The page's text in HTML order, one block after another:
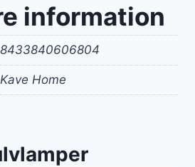
information
8433840606804
Kave Home